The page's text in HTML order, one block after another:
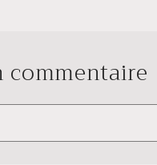
commentaire